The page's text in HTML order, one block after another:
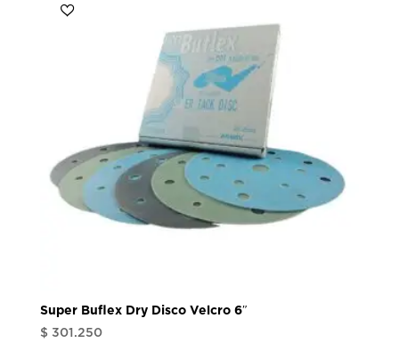
Super Buflex Dry Disco Velcro 6″
$ 301.250